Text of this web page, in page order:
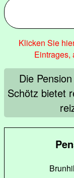
Klicken Sie
Eintrages,
Die
Schötz bietet